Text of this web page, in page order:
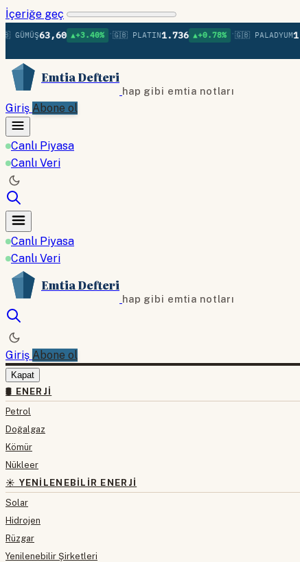
İçeriğe geç
63,60 ▲+3.40% •🇬🇧 PLATIN1.736 ▲+0.78% •🇬🇧 PALADYUM1.379
Emtia Defteri
hap gibi emtia notları
Giriş Abone ol
Canlı Piyasa
Canlı Veri
Canlı Piyasa
Canlı Veri
Emtia Defteri
hap gibi emtia notları
Giriş Abone ol
Kapat
🛢 ENERJI
Petrol
Doğalgaz
Kömür
Nükleer
☀️ YENILENEBILIR ENERJI
Solar
Hidrojen
Rüzgar
Yenilenebilir Şirketleri